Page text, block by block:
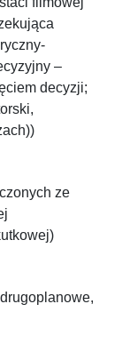
–
decyzji;
ze